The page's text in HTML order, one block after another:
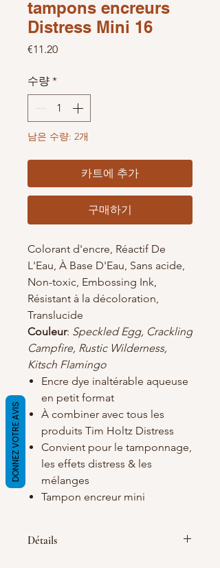
tampons encreurs
Distress Mini 16
€11.20가격
수량 *
남은 수량: 2개
카트에 추가
구매하기
Colorant d'encre, Réactif De
L'Eau, À Base D'Eau, Sans acide,
Non-toxic, Embossing Ink,
Résistant à la décoloration,
Translucide
Couleur: Speckled Egg, Crackling
Campfire, Rustic Wilderness,
Kitsch Flamingo
Encre dye inaltérable aqueuse
en petit format
À combiner avec tous les
produits Tim Holtz Distress
Convient pour le tamponnage,
les effets distress & les
mélanges
Tampon encreur mini
Détails
DONNEZ VOTRE AVIS